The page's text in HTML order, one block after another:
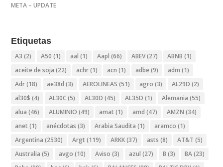
META – UPDATE
Etiquetas
A3 (2) A50 (1) aal (1) Aapl (66) ABEV(27) ABNB (1)
aceite de soja (22) achr(1) acn (1) adbe (9) adm (1)
Adr(18) ae38d (3) AEROLINEAS (51) agro (3) AL29D (2)
al30$ (4) AL30C(5) AL30D (45) AL35D (1) Alemania (55)
alua (46) ALUMINIO (49) amat (1) amd (47) AMZN (34)
anet (1) anécdotas (3) Arabia Saudita (1) aramco (1)
Argentina (2530) Argt (119) ARKK(37) asts (8) AT&T (5)
Australia (5) avgo (10) Aviso (3) azul (27) B (3) BA(23)